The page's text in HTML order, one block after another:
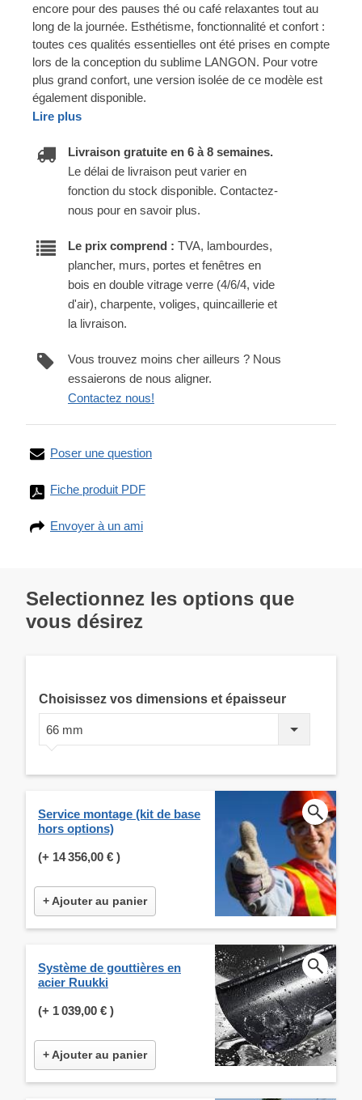
encore pour des pauses thé ou café relaxantes tout au
long de la journée. Esthétisme, fonctionnalité et confort :
toutes ces qualités essentielles ont été prises en compte
lors de la conception du sublime LANGON. Pour votre
plus grand confort, une version isolée de ce modèle est
également disponible.
Lire plus
Livraison gratuite en 6 à 8 semaines.
Le délai de livraison peut varier en
fonction du stock disponible. Contactez-
nous pour en savoir plus.
Le prix comprend : TVA, lambourdes,
plancher, murs, portes et fenêtres en
bois en double vitrage verre (4/6/4, vide
d'air), charpente, voliges, quincaillerie et
la livraison.
Vous trouvez moins cher ailleurs ? Nous
essaierons de nous aligner.
Contactez nous!
Poser une question
Fiche produit PDF
Envoyer à un ami
Selectionnez les options que
vous désirez
Choisissez vos dimensions et épaisseur
66 mm
Service montage (kit de base
hors options)
(+ 14 356,00 € )
+ Ajouter au panier
Système de gouttières en
acier Ruukki
(+ 1 039,00 € )
+ Ajouter au panier